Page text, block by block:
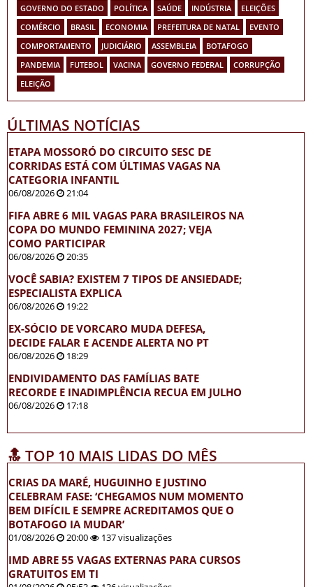
GOVERNO DO ESTADO POLÍTICA SAÚDE INDÚSTRIA
ELEIÇÕES
COMÉRCIO
BRASIL ECONOMIA PREFEITURA DE NATAL
EVENTO
COMPORTAMENTO
JUDICIÁRIO ASSEMBLEIA
BOTAFOGO
PANDEMIA
FUTEBOL VACINA GOVERNO FEDERAL
CORRUPÇÃO
ELEIÇÃO
ÚLTIMAS NOTÍCIAS
ETAPA MOSSORÓ DO CIRCUITO SESC DE
CORRIDAS ESTÁ COM ÚLTIMAS VAGAS NA
CATEGORIA INFANTIL
06/08/2026 21:04
FIFA ABRE 6 MIL VAGAS PARA BRASILEIROS NA
COPA DO MUNDO FEMININA 2027; VEJA
COMO PARTICIPAR
06/08/2026 20:35
VOCÊ SABIA? EXISTEM 7 TIPOS DE ANSIEDADE;
ESPECIALISTA EXPLICA
06/08/2026 19:22
EX-SÓCIO DE VORCARO MUDA DEFESA,
DECIDE FALAR E ACENDE ALERTA NO PT
06/08/2026 18:29
ENDIVIDAMENTO DAS FAMÍLIAS BATE
RECORDE E INADIMPLÊNCIA RECUA EM JULHO
06/08/2026 17:18
🔝 TOP 10 MAIS LIDAS DO MÊS
CRIAS DA MARÉ, HUGUINHO E JUSTINO
CELEBRAM FASE: ‘CHEGAMOS NUM MOMENTO
BEM DIFÍCIL E SEMPRE ACREDITAMOS QUE O
BOTAFOGO IA MUDAR’
01/08/2026 20:00 137 visualizações
IMD ABRE 55 VAGAS EXTERNAS PARA CURSOS
GRATUITOS EM TI